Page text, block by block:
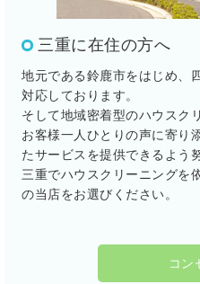
三重に在住の方へ
地元である鈴鹿市をはじめ、
対応しております。
そして地域密着型のハウスク
お客様一人ひとりの声に寄り
たサービスを提供できるよう
三重でハウスクリーニングを
の当店をお選びください。
コン